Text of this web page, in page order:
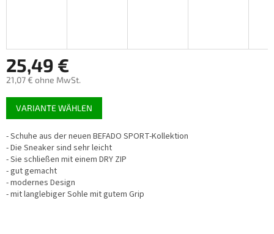
25,49 €
21,07 € ohne MwSt.
Verkaufspreis:
VARIANTE WÄHLEN
- Schuhe aus der neuen BEFADO SPORT-Kollektion
- Die Sneaker sind sehr leicht
- Sie schließen mit einem DRY ZIP
- gut gemacht
- modernes Design
- mit langlebiger Sohle mit gutem Grip